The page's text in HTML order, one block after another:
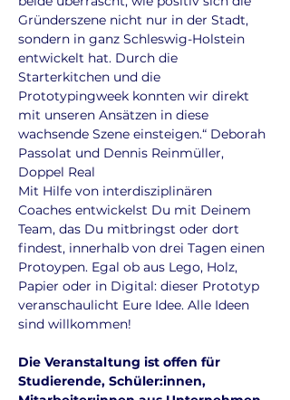
Gründerszene nicht nur in der Stadt,
sondern in ganz Schleswig-Holstein
entwickelt hat. Durch die
Starterkitchen und die
Prototypingweek konnten wir direkt
mit unseren Ansätzen in diese
wachsende Szene einsteigen.“ Deborah
Passolat und Dennis Reinmüller,
Doppel Real
Mit Hilfe von interdisziplinären
Coaches entwickelst Du mit Deinem
Team, das Du mitbringst oder dort
findest, innerhalb von drei Tagen einen
Protoypen. Egal ob aus Lego, Holz,
Papier oder in Digital: dieser Prototyp
veranschaulicht Eure Idee. Alle Ideen
sind willkommen!
Die Veranstaltung ist offen für
Studierende, Schüler:innen,